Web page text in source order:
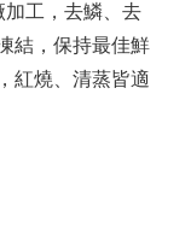
加工，去鱗、去
結，保持最佳鮮
紅燒、清蒸皆適